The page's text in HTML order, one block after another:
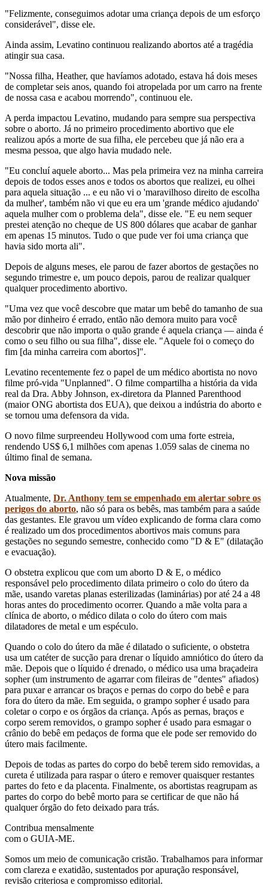
"Felizmente, conseguimos adotar uma criança depois de um esforço
considerável", disse ele.
Ainda assim, Levatino continuou realizando abortos até a tragédia
atingir sua casa.
"Nossa filha, Heather, que havíamos adotado, estava há dois meses
de completar seis anos, quando foi atropelada por um carro na frente
de nossa casa e acabou morrendo", continuou ele.
A perda impactou Levatino, mudando para sempre sua perspectiva
sobre o aborto. Já no primeiro procedimento abortivo que ele
realizou após a morte de sua filha, ele percebeu que já não era a
mesma pessoa, que algo havia mudado nele.
"Eu concluí aquele aborto... Mas pela primeira vez na minha carreira
depois de todos esses anos e todos os abortos que realizei, eu olhei
para aquela situação ... e eu não vi o 'maravilhoso direito de escolha
da mulher', também não vi que eu era um 'grande médico ajudando'
aquela mulher com o problema dela", disse ele. "E eu nem sequer
prestei atenção no cheque de US 800 dólares que acabar de ganhar
em apenas 15 minutos. Tudo o que pude ver foi uma criança que
havia sido morta ali".
Depois de alguns meses, ele parou de fazer abortos de gestações no
segundo trimestre e, um pouco depois, parou de realizar qualquer
qualquer procedimento abortivo.
"Uma vez que você descobre que matar um bebê do tamanho de sua
mão por dinheiro é errado, então não demora muito para você
descobrir que não importa o quão grande é aquela criança — ainda é
como o seu filho ou sua filha", disse ele. "Aquele foi o começo do
fim [da minha carreira com abortos]".
Levatino recentemente fez o papel de um médico abortista no novo
filme pró-vida "Unplanned". O filme compartilha a história da vida
real da Dra. Abby Johnson, ex-diretora da Planned Parenthood
(maior ONG abortista dos EUA), que deixou a indústria do aborto e
se tornou uma defensora da vida.
O novo filme surpreendeu Hollywood com uma forte estreia,
rendendo US$ 6,1 milhões com apenas 1.059 salas de cinema no
último final de semana.
Nova missão
Atualmente, Dr. Anthony tem se empenhado em alertar sobre os
perigos do aborto, não só para os bebês, mas também para a saúde
das gestantes. Ele gravou um vídeo explicando de forma clara como
é realizado um dos procedimentos abortivos mais comuns para
gestações no segundo semestre, conhecido como "D & E" (dilatação
e evacuação).
O obstetra explicou que com um aborto D & E, o médico
responsável pelo procedimento dilata primeiro o colo do útero da
mãe, usando varetas planas esterilizadas (laminárias) por até 24 a 48
horas antes do procedimento ocorrer. Quando a mãe volta para a
clínica de aborto, o médico dilata o colo do útero com mais
dilatadores de metal e um espéculo.
Quando o colo do útero da mãe é dilatado o suficiente, o obstetra
usa um catéter de sucção para drenar o líquido amniótico do útero da
mãe. Depois que o líquido é drenado, o médico usa uma braçadeira
sopher (um instrumento de agarrar com fileiras de "dentes" afiados)
para puxar e arrancar os braços e pernas do corpo do bebê e para
fora do útero da mãe. Em seguida, o grampo sopher é usado para
coletar o corpo e os órgãos da criança. Após as pernas, braços e
corpo serem removidos, o grampo sopher é usado para esmagar o
crânio do bebê em pedaços de forma que ele pode ser removido do
útero mais facilmente.
Depois de todas as partes do corpo do bebê terem sido removidas, a
cureta é utilizada para raspar o útero e remover quaisquer restantes
partes do feto e da placenta. Finalmente, os abortistas reagrupam as
partes do corpo do bebê morto para se certificar de que não há
qualquer órgão do feto deixado para trás.
Contribua mensalmente
com o GUIA-ME.
Somos um meio de comunicação cristão. Trabalhamos para informar
com clareza e exatidão, sustentados por apuração responsável,
revisão criteriosa e compromisso editorial.